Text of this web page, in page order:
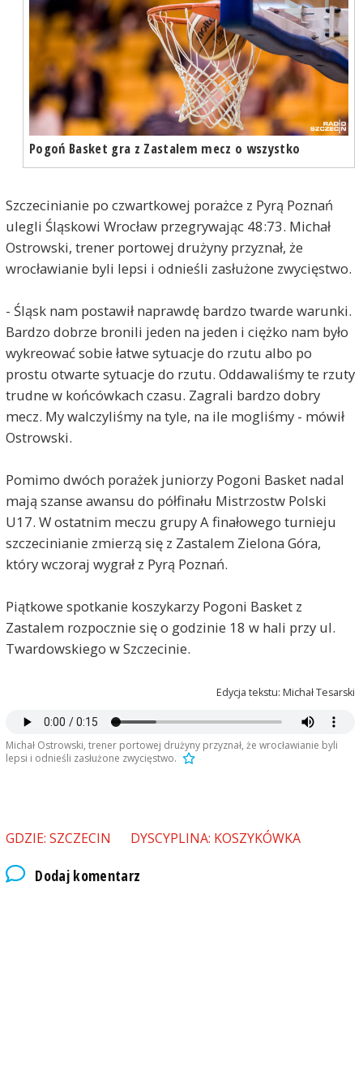
Pogoń Basket gra z Zastalem mecz o wszystko
Szczecinianie po czwartkowej porażce z Pyrą Poznań
ulegli Śląskowi Wrocław przegrywając 48:73. Michał
Ostrowski, trener portowej drużyny przyznał, że
wrocławianie byli lepsi i odnieśli zasłużone zwycięstwo.
- Śląsk nam postawił naprawdę bardzo twarde warunki.
Bardzo dobrze bronili jeden na jeden i ciężko nam było
wykreować sobie łatwe sytuacje do rzutu albo po
prostu otwarte sytuacje do rzutu. Oddawaliśmy te rzuty
trudne w końcówkach czasu. Zagrali bardzo dobry
mecz. My walczyliśmy na tyle, na ile mogliśmy - mówił
Ostrowski.
Pomimo dwóch porażek juniorzy Pogoni Basket nadal
mają szanse awansu do półfinału Mistrzostw Polski
U17. W ostatnim meczu grupy A finałowego turnieju
szczecinianie zmierzą się z Zastalem Zielona Góra,
który wczoraj wygrał z Pyrą Poznań.
Piątkowe spotkanie koszykarzy Pogoni Basket z
Zastalem rozpocznie się o godzinie 18 w hali przy ul.
Twardowskiego w Szczecinie.
Edycja tekstu: Michał Tesarski
Michał Ostrowski, trener portowej drużyny przyznał, że wrocławianie byli
lepsi i odnieśli zasłużone zwycięstwo.
GDZIE: SZCZECIN DYSCYPLINA: KOSZYKÓWKA
Dodaj komentarz